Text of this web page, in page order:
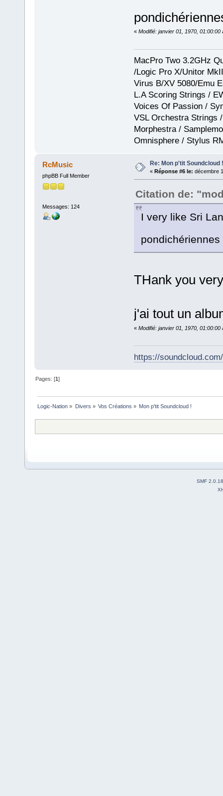
« Modifié: janvier 01, 1970, 01:00:00
MacPro Two 3.2GHz
/Logic Pro X/Unitor
Virus B/XV 5080/Emu
L.A Scoring Strings /
Voices Of Passion /
VSL Orchestra Strings
Morphestra /
Omnisphere / Stylus
RcMusic
phpBB Full Member
Messages: 124
Re: Mon p'tit Soundcloud !
« Réponse #6 le: décembre
Citation de:
I very like Sri
THank you
j'ai tout un
« Modifié: janvier 01, 1970, 01:00:00
https://
Pages: [1]
Logic-Nation » Divers » Vos Créations » Mon p'tit Soundcloud !
SMF 2.0.18